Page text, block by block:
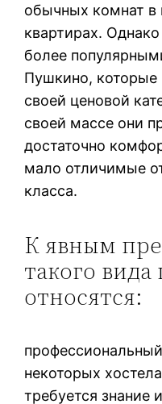
обычных комнат
квартирах.
более
Пушкино, которые
своей ценовой
своей массе они
достаточно
мало отличимые
класса.
К явным
такого
относятся:
некоторых
требуется знание